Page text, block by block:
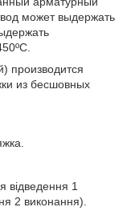
может выдержать
производится
из бесшовных
відведення 1
2 виконання).